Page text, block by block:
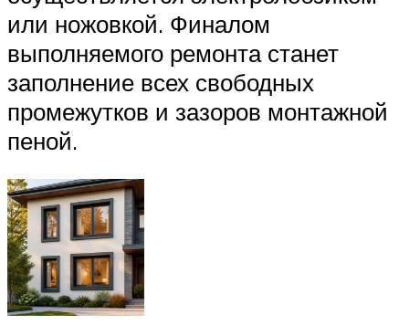
или ножовкой. Финалом
выполняемого ремонта станет
заполнение всех свободных
промежутков и зазоров монтажной
пеной.